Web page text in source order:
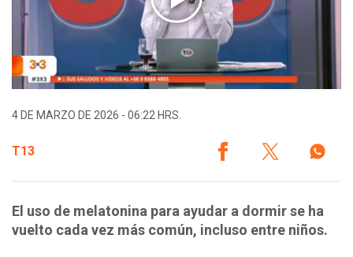
4 DE MARZO DE 2026 - 06:22 HRS.
T13
El uso de melatonina para ayudar a dormir se ha
vuelto cada vez más común, incluso entre niños.